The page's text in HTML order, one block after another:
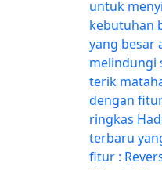
untuk
kebutuhan
yang besar
melindungi
terik
dengan
ringkas
terbaru
fitur :